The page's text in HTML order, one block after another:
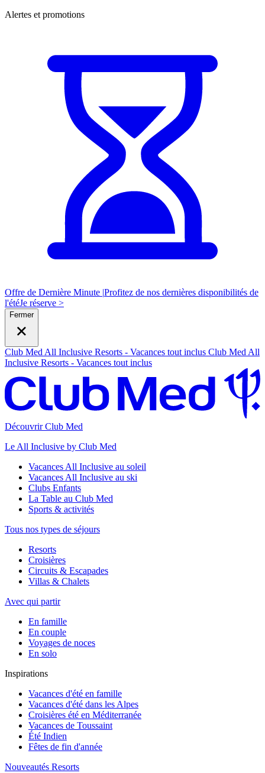
Alertes et promotions
Offre de Dernière Minute |Profitez de nos dernières disponibilités de
l'étéJe réserve >
Fermer
Club Med All Inclusive Resorts - Vacances tout inclus Club Med All
Inclusive Resorts - Vacances tout inclus
Découvrir Club Med
Le All Inclusive by Club Med
Vacances All Inclusive au soleil
Vacances All Inclusive au ski
Clubs Enfants
La Table au Club Med
Sports & activités
Tous nos types de séjours
Resorts
Croisières
Circuits & Escapades
Villas & Chalets
Avec qui partir
En famille
En couple
Voyages de noces
En solo
Inspirations
Vacances d'été en famille
Vacances d'été dans les Alpes
Croisières été en Méditerranée
Vacances de Toussaint
Été Indien
Fêtes de fin d'année
Nouveautés Resorts